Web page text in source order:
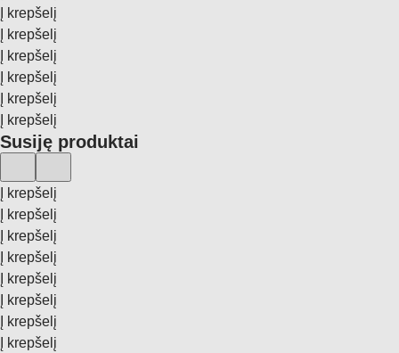
Į krepšelį
Į krepšelį
Į krepšelį
Į krepšelį
Į krepšelį
Į krepšelį
Susiję produktai
Į krepšelį
Į krepšelį
Į krepšelį
Į krepšelį
Į krepšelį
Į krepšelį
Į krepšelį
Į krepšelį